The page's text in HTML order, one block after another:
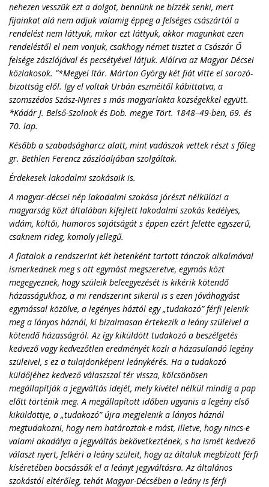
nehezen vesszük ezt a dolgot, bennünk ne bízzék senki, mert
fijainkat alá nem adjuk valamig éppeg a felséges császártól a
rendelést nem láttyuk, mikor ezt láttyuk, akkor magunkat ezen
rendeléstől el nem vonjuk, csakhogy német tisztet a Császár Ő
felsége zászlójával és pecsétyével látjuk. Aláírva az Magyar Décsei
közlakosok. ”*Megyei ltár. Márton György két fiát vitte el sorozó-
bizottság elől. Igy el voltak Urbán eszméitől kábittatva, a
szomszédos Szász-Nyires s más magyarlakta községekkel együtt.
*Kádár J. Belső-Szolnok és Dob. megye Tört. 1848–49-ben, 69. és
70. lap.
Később a szabadságharcz alatt, mint vadászok vettek részt s főleg
gr. Bethlen Ferencz zászlóaljában szolgáltak.
Érdekesek lakodalmi szokásaik is.
A magyar-décsei nép lakodalmi szokása jórészt nélkülözi a
magyarság közt általában kifejlett lakodalmi szokás kedélyes,
vidám, költői, humoros sajátságát s éppen ezért felette egyszerű,
csaknem rideg, komoly jellegű.
A fiatalok a rendszerint két hetenként tartott tánczok alkalmával
ismerkednek meg s ott egymást megszeretve, egymás közt
megegyeznek, hogy szüleik beleegyezését is kikérik kötendő
házasságukhoz, a mi rendszerint sikerül is s ezen jóváhagyást
egymással közölve, a legényes háztól egy „tudakozó” férfi jelenik
meg a lányos háznál, ki bizalmasan értekezik a leány szüleivel a
kötendő házasságról. Az így kiküldött tudakozó a beszélgetés
kedvező vagy kedvezőtlen eredményét közli a házasulandó legény
szüleivel, s ez a tulajdonképeni leánykérés. Ha a tudakozó
küldőjéhez kedvező válaszszal tér vissza, kölcsönösen
megállapítják a jegyváltás idejét, mely kivétel nélkül mindig a pap
előtt történik meg. A megállapított időben ugyanis a legény első
kiküldöttje, a „tudakozó” újra megjelenik a lányos háznál
megtudakozni, hogy nem határoztak-e mást, illetve, hogy nincs-e
valami akadálya a jegyváltás bekövetkeztének, s ha ismét kedvező
választ nyert, felkéri a leány szüleit, hogy az általuk megbízott férfi
kíséretében bocsássák el a leányt jegyváltásra. Az általános
szokástól eltérőleg, tehát Magyar-Décsében a leány is férfi